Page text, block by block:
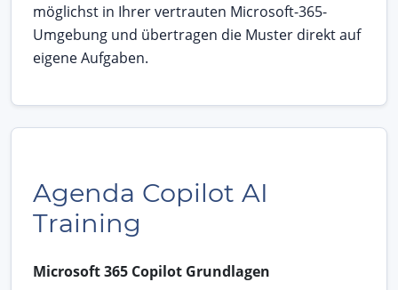
möglichst in Ihrer vertrauten Microsoft-365-
Umgebung und übertragen die Muster direkt auf
eigene Aufgaben.
Agenda Copilot AI
Training
Microsoft 365 Copilot Grundlagen